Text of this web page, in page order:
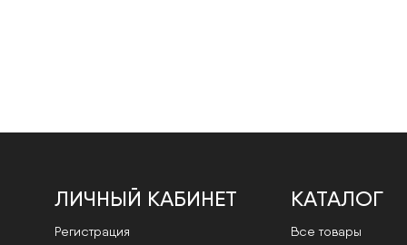
ЛИЧНЫЙ КАБИНЕТ
Регистрация
КАТАЛОГ
Все товары